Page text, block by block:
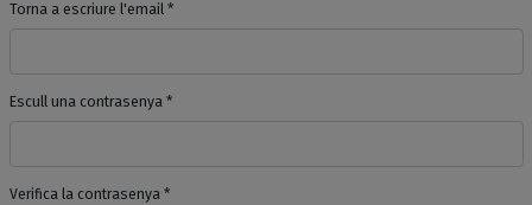
Torna a escriure l'email *
Escull una contrasenya *
Verifica la contrasenya *